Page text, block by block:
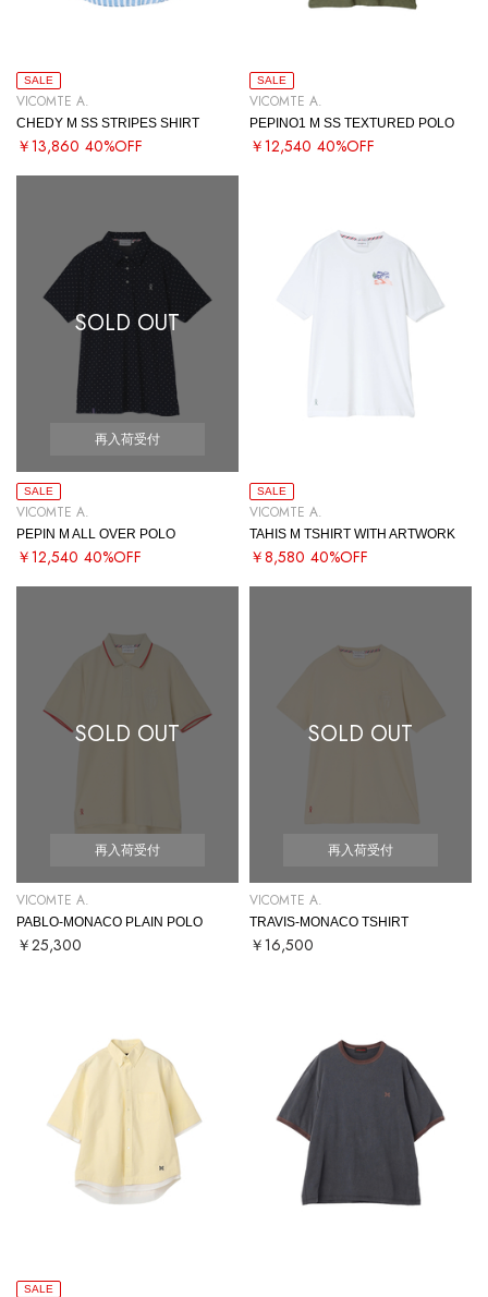
SALE
VICOMTE A.
CHEDY M SS STRIPES SHIRT
￥13,860 40%OFF
SALE
VICOMTE A.
PEPINO1 M SS TEXTURED POLO
￥12,540 40%OFF
SOLD OUT
再入荷受付
SALE
VICOMTE A.
PEPIN M ALL OVER POLO
￥12,540 40%OFF
SALE
VICOMTE A.
TAHIS M TSHIRT WITH ARTWORK
￥8,580 40%OFF
SOLD OUT
再入荷受付
VICOMTE A.
PABLO-MONACO PLAIN POLO
￥25,300
SOLD OUT
再入荷受付
VICOMTE A.
TRAVIS-MONACO TSHIRT
￥16,500
SALE